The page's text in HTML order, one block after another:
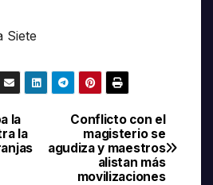
Siete
Conflicto con el
magisterio se
agudiza y maestros
alistan más
movilizaciones
la
la